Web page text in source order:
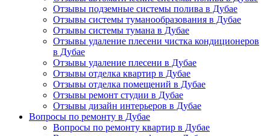
Отзывы подземные системы полива в Дубае
Отзывы системы туманообразования в Дубае
Отзывы системы тумана в Дубае
Отзывы удаление плесени чистка кондиционеров
в Дубае
Отзывы удаление плесени в Дубае
Отзывы отделка квартир в Дубае
Отзывы отделка помещений в Дубае
Отзывы ремонт студии в Дубае
Отзывы дизайн интерьеров в Дубае
Вопросы по ремонту в Дубае
Вопросы по ремонту квартир в Дубае